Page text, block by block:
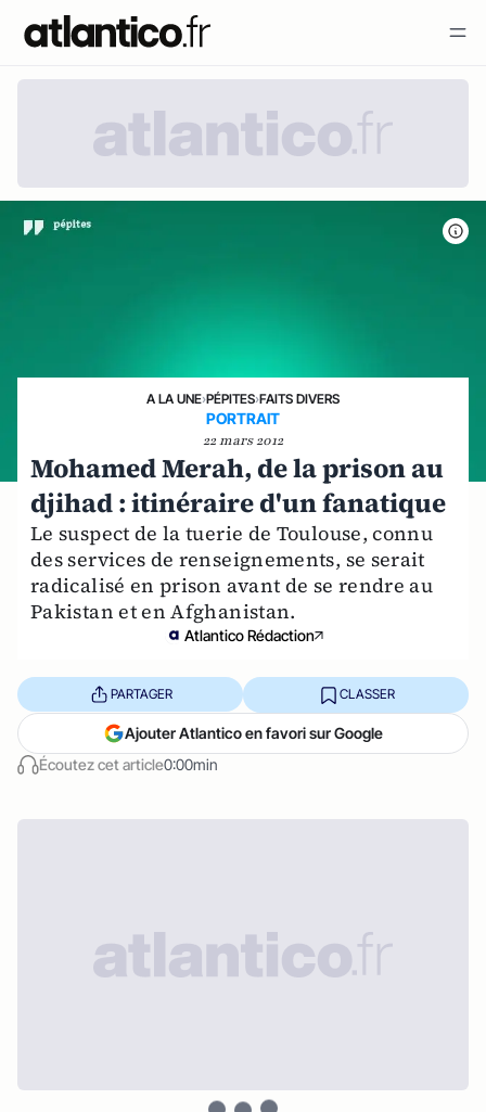
A LA UNE›PÉPITES›FAITS DIVERS
PORTRAIT
22 mars 2012
Mohamed Merah, de la prison au
djihad : itinéraire d'un fanatique
Le suspect de la tuerie de Toulouse, connu
des services de renseignements, se serait
radicalisé en prison avant de se rendre au
Pakistan et en Afghanistan.
Atlantico Rédaction
Écoutez cet article0:00min
PARTAGER CLASSER
Ajouter Atlantico en favori sur Google